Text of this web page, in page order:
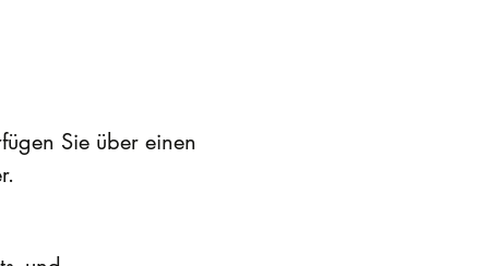
Sie über einen